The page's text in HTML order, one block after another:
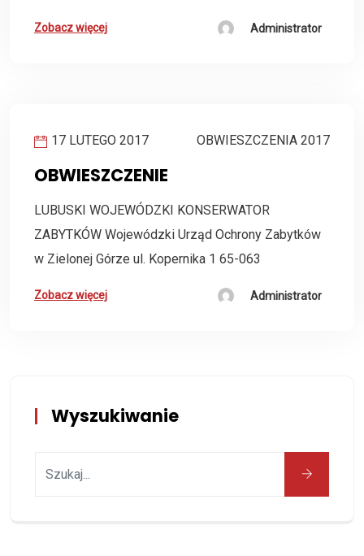
Zobacz więcej Administrator
17 LUTEGO 2017 OBWIESZCZENIA 2017
OBWIESZCZENIE
LUBUSKI WOJEWÓDZKI KONSERWATOR
ZABYTKÓW Wojewódzki Urząd Ochrony Zabytków
w Zielonej Górze ul. Kopernika 1 65-063
Zobacz więcej Administrator
Wyszukiwanie